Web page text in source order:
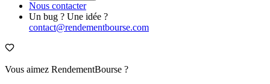
Nous contacter
Un bug ? Une idée ?
contact@rendementbourse.com
Vous aimez RendementBourse ?